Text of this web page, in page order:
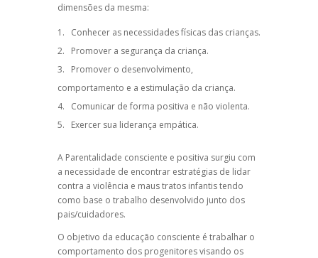
dimensões da mesma:
Conhecer as necessidades físicas das crianças.
Promover a segurança da criança.
Promover o desenvolvimento,
comportamento e a estimulação da criança.
Comunicar de forma positiva e não violenta.
Exercer sua liderança empática.
A Parentalidade consciente e positiva surgiu com
a necessidade de encontrar estratégias de lidar
contra a violência e maus tratos infantis tendo
como base o trabalho desenvolvido junto dos
pais/cuidadores.
O objetivo da educação consciente é trabalhar o
comportamento dos progenitores visando os